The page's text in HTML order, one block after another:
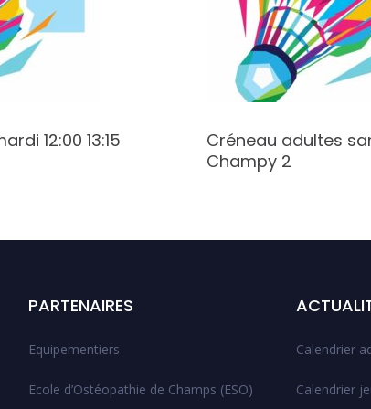
12:00 13:15
Créneau adultes
Champy 2
PARTENAIRES
Equipementiers
Ecole d’Ostéopathie de Champs (ESO)
Calendrier
Calendrier